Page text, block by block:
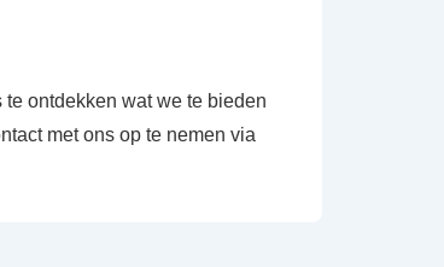
ontdekken wat we te bieden
met ons op te nemen via